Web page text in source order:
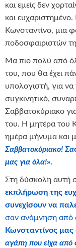
και εμείς δεν
και
Κωνσταντίνο, μια
ποδοσφαιριστών
Μα πιο πολύ από
του, που θα έχει
υπολογιστή, για να
συγκινητικό,
Σαββατοκύριακο
του. Η μητέρα του
ημέρα μήνυμα και
Σαββατοκύριακο!
μας για όλα!».
Στη δύσκολη αυτή
εκπλήρωση της
συνεχίσουν να
σαν ανάμνηση από
Κωνσταντίνος
αγάπη που είχα από